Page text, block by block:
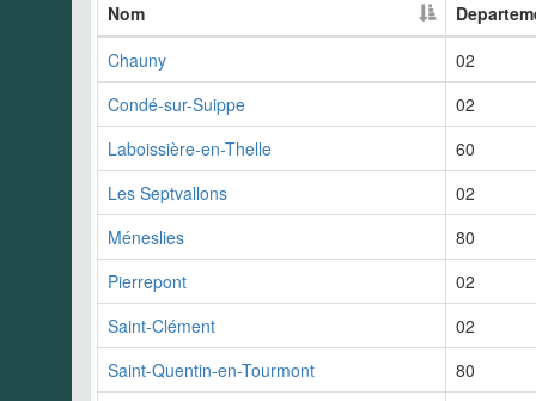
Nom
Chauny
02
Condé-sur-Suippe
02
Laboissière-en-Thelle
60
Les Septvallons
02
Méneslies
80
Pierrepont
02
Saint-Clément
02
Saint-Quentin-en-Tourmont
80